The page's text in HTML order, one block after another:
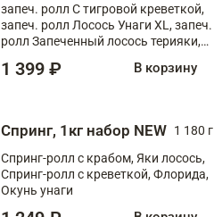
запеч. ролл С тигровой креветкой,
запеч. ролл Лосось Унаги XL, запеч.
ролл Запеченный лосось терияки,
1 399 ₽ В корзину
Спринг, 1кг набор NEW 1 180 г
Спринг-ролл с крабом, Яки лосось,
Спринг-ролл с креветкой, Флорида,
Окунь унаги